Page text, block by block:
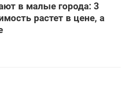
в малые города: 3
растет в цене, а